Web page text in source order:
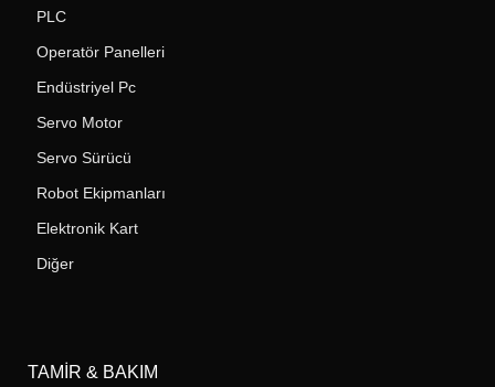
PLC
Operatör Panelleri
Endüstriyel Pc
Servo Motor
Servo Sürücü
Robot Ekipmanları
Elektronik Kart
Diğer
TAMIR & BAKIM